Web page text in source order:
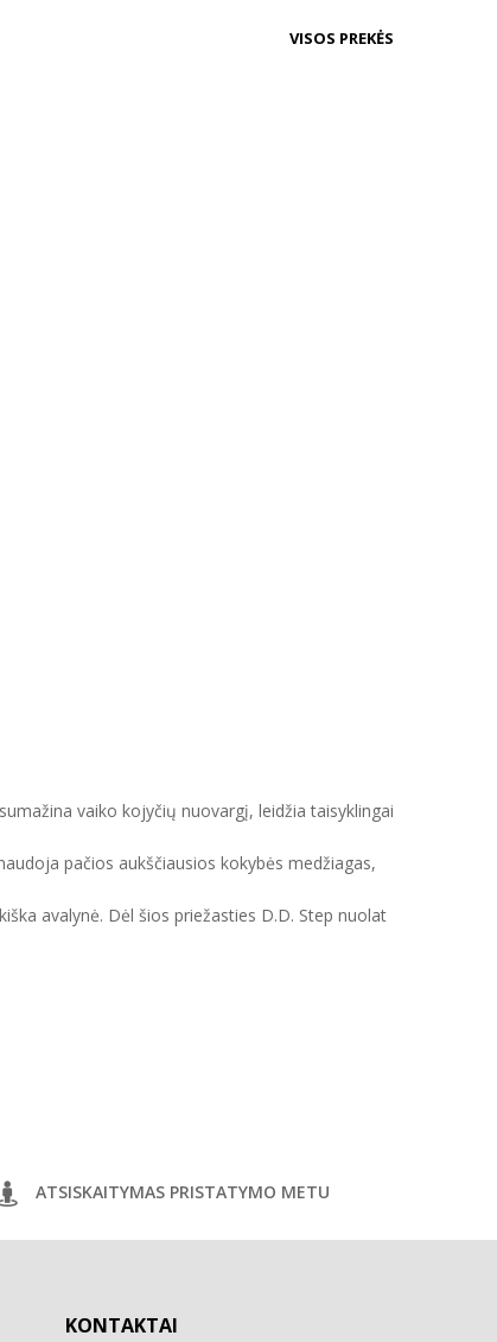
VISOS PREKĖS
vaiko kojyčių nuovargį, leidžia taisyklingai
pačios aukščiausios kokybės medžiagas,
avalynė. Dėl šios priežasties D.D. Step nuolat
ATSISKAITYMAS PRISTATYMO METU
KONTAKTAI